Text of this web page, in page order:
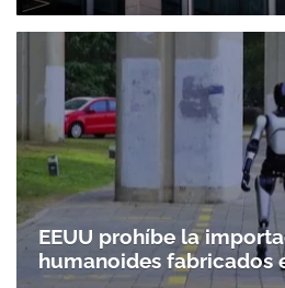
EEUU prohíbe la
humanoides fabricados